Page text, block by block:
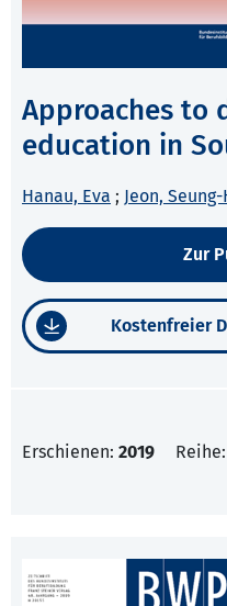
Approaches to
education in
Hanau, Eva ; Jeon,
Zur
Kostenfreier
Erschienen: 2019 Reihe: